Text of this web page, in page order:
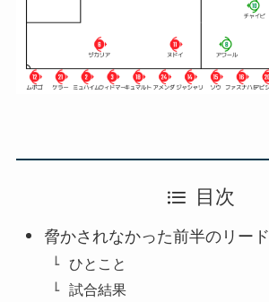
目次
脅かされなかった前半のリード
ひとこと
試合結果